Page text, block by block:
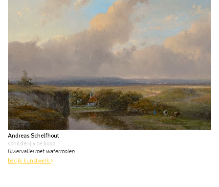
Andreas Schelfhout
schilderij • te koop
Riviervallei met watermolen
bekijk kunstwerk